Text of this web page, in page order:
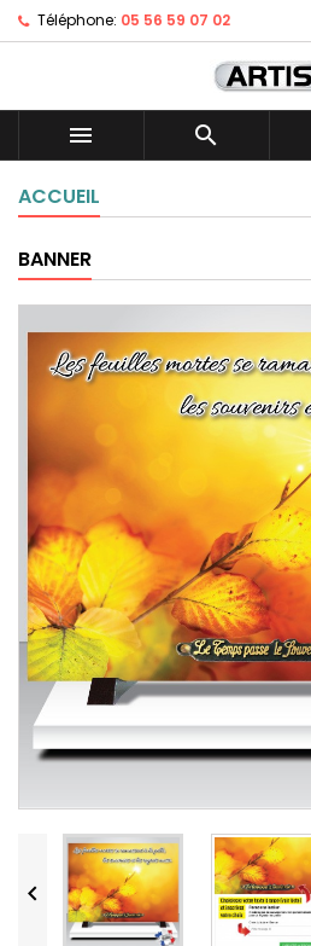
Téléphone: 05 56 59 07 02
 
ACCUEIL
BANNER
